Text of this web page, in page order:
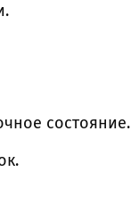
состояние.